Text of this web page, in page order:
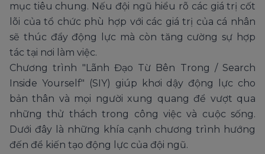
mục tiêu chung. Nếu đội ngũ hiểu rõ các giá trị cốt
lõi của tổ chức phù hợp với các giá trị của cá nhân
sẽ thúc đẩy động lực mà còn tăng cường sự hợp
tác tại nơi làm việc.
Chương trình "Lãnh Đạo Từ Bên Trong / Search
Inside Yourself" (SIY) giúp khơi dậy động lực cho
bản thân và mọi người xung quang để vượt qua
những thử thách trong công việc và cuộc sống.
Dưới đây là những khía cạnh chương trình hướng
đến để kiến tạo động lực của đội ngũ.